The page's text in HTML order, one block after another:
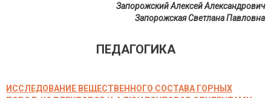
Запорожский Алексей Александрович
Запорожская Светлана Павловна
ПЕДАГОГИКА
ИССЛЕДОВАНИЕ ВЕЩЕСТВЕННОГО СОСТАВА ГОРНЫХ